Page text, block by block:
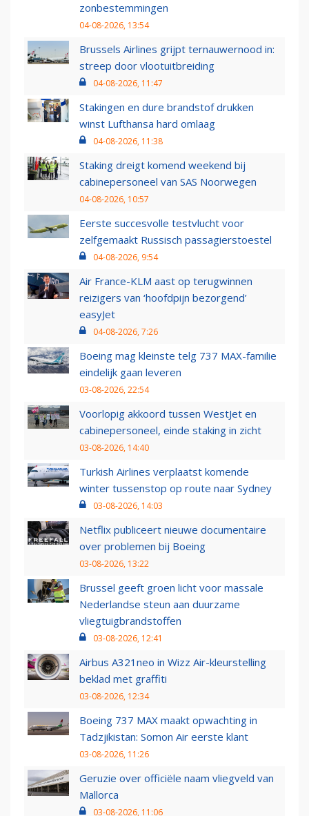
zonbestemmingen
04-08-2026, 13:54
Brussels Airlines grijpt ternauwernood in:
streep door vlootuitbreiding
04-08-2026, 11:47
Stakingen en dure brandstof drukken
winst Lufthansa hard omlaag
04-08-2026, 11:38
Staking dreigt komend weekend bij
cabinepersoneel van SAS Noorwegen
04-08-2026, 10:57
Eerste succesvolle testvlucht voor
zelfgemaakt Russisch passagierstoestel
04-08-2026, 9:54
Air France-KLM aast op terugwinnen
reizigers van ‘hoofdpijn bezorgend’
easyJet
04-08-2026, 7:26
Boeing mag kleinste telg 737 MAX-familie
eindelijk gaan leveren
03-08-2026, 22:54
Voorlopig akkoord tussen WestJet en
cabinepersoneel, einde staking in zicht
03-08-2026, 14:40
Turkish Airlines verplaatst komende
winter tussenstop op route naar Sydney
03-08-2026, 14:03
Netflix publiceert nieuwe documentaire
over problemen bij Boeing
03-08-2026, 13:22
Brussel geeft groen licht voor massale
Nederlandse steun aan duurzame
vliegtuigbrandstoffen
03-08-2026, 12:41
Airbus A321neo in Wizz Air-kleurstelling
beklad met graffiti
03-08-2026, 12:34
Boeing 737 MAX maakt opwachting in
Tadzjikistan: Somon Air eerste klant
03-08-2026, 11:26
Geruzie over officiële naam vliegveld van
Mallorca
03-08-2026, 11:06